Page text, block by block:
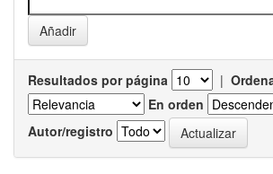
Resultados por página |
En orden
Autor/registro